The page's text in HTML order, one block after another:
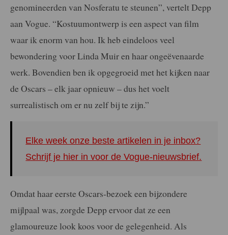
genomineerden van Nosferatu te steunen”, vertelt Depp
aan Vogue. “Kostuumontwerp is een aspect van film
waar ik enorm van hou. Ik heb eindeloos veel
bewondering voor Linda Muir en haar ongeëvenaarde
werk. Bovendien ben ik opgegroeid met het kijken naar
de Oscars – elk jaar opnieuw – dus het voelt
surrealistisch om er nu zelf bij te zijn.”
Elke week onze beste artikelen in je inbox?
Schrijf je hier in voor de Vogue-nieuwsbrief.
Omdat haar eerste Oscars-bezoek een bijzondere
mijlpaal was, zorgde Depp ervoor dat ze een
glamoureuze look koos voor de gelegenheid. Als